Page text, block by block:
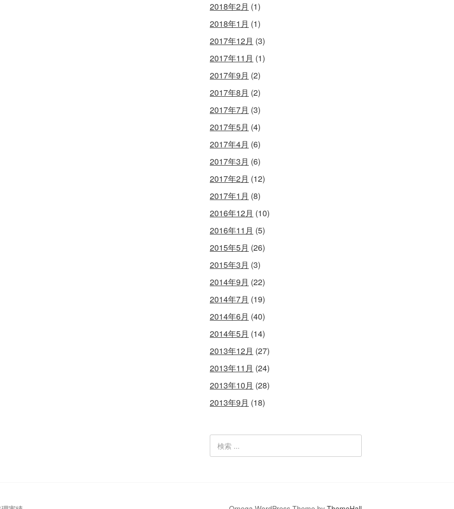
2018年2月 (1)
2018年1月 (1)
2017年12月 (3)
2017年11月 (1)
2017年9月 (2)
2017年8月 (2)
2017年7月 (3)
2017年5月 (4)
2017年4月 (6)
2017年3月 (6)
2017年2月 (12)
2017年1月 (8)
2016年12月 (10)
2016年11月 (5)
2015年5月 (26)
2015年3月 (3)
2014年9月 (22)
2014年7月 (19)
2014年6月 (40)
2014年5月 (14)
2013年12月 (27)
2013年11月 (24)
2013年10月 (28)
2013年9月 (18)